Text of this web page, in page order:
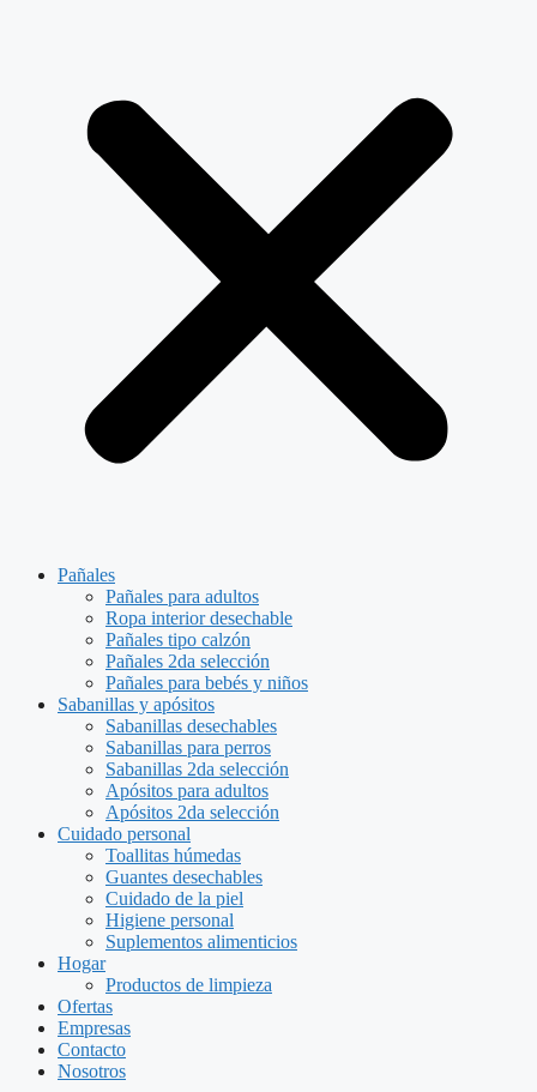
Pañales
Pañales para adultos
Ropa interior desechable
Pañales tipo calzón
Pañales 2da selección
Pañales para bebés y niños
Sabanillas y apósitos
Sabanillas desechables
Sabanillas para perros
Sabanillas 2da selección
Apósitos para adultos
Apósitos 2da selección
Cuidado personal
Toallitas húmedas
Guantes desechables
Cuidado de la piel
Higiene personal
Suplementos alimenticios
Hogar
Productos de limpieza
Ofertas
Empresas
Contacto
Nosotros